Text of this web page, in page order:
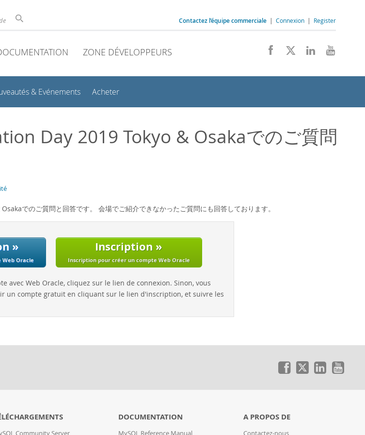
Contactez l’équipe commerciale | Connexion | Register
ZONE DÉVELOPPEURS
& Evénements Acheter
Day 2019 Tokyo & Osakaでのご質問
でのご質問と回答です。 会場でご紹介できなかったご質問にも回答しております。
»
Oracle
Inscription »
Inscription pour créer un compte Web Oracle
avec Web Oracle, cliquez sur le lien de connexion. Sinon, vous
un compte gratuit en cliquant sur le lien d'inscription, et suivre les
Community Server
DOCUMENTATION
MySQL Reference Manual
A PROPOS DE
Contactez-nous